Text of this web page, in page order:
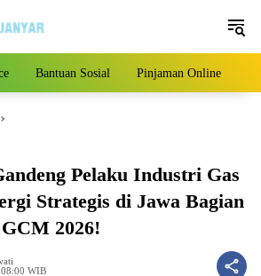
Bantuan Sosial Pinjaman Online
Pelaku Industri Gas
Strategis di Jawa Bagian
2026!
08:00 WIB